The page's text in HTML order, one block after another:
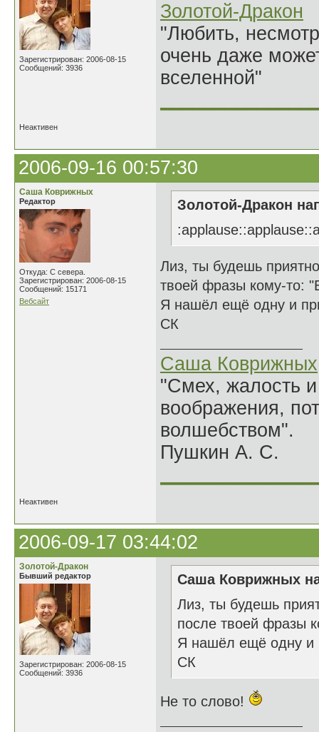
Зарегистрирован: 2006-08-15
Сообщений: 3936
Золотой-Дракон
"Любить,
очень даже
вселенной"
Неактивен
2006-09-16 00:57:30
Саша Коврижных
Редактор
Откуда: С севера.
Зарегистрирован: 2006-08-15
Сообщений: 15171
Вебсайт
Золотой-Дракон
Лиз, ты будешь
твоей фразы кому-то:
Я нашёл ещё одну и
СК
Саша Коврижных
"Смех, жалость
воображения,
волшебством".
Пушкин А. С.
Неактивен
2006-09-17 03:44:02
Золотой-Дракон
Бывший редактор
Зарегистрирован: 2006-08-15
Сообщений: 3936
Саша Коврижных
Лиз, ты будешь
после твоей фразы
Я нашёл ещё одну и
СК
Не то слово!